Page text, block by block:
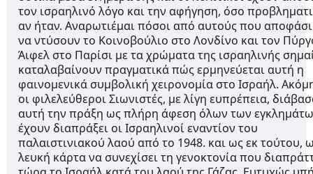
τον ισραηλινό λόγο και την αφήγηση, όσο
αν ήταν. Αναρωτιέμαι πόσοι από αυτούς που
να ντύσουν το Κοινοβούλιο στο Λονδίνο και τον
Άιφελ στο Παρίσι με τα χρώματα της ισραηλινής
καταλαβαίνουν πραγματικά πώς ερμηνεύεται αυτή η
φαινομενικά συμβολική χειρονομία στο Ισραήλ.
οι φιλελεύθεροι Σιωνιστές, με λίγη ευπρέπεια,
αυτή την πράξη ως πλήρη άφεση όλων των
έχουν διαπράξει οι Ισραηλινοί εναντίον του
παλαιστινιακού λαού από το 1948. και ως εκ τούτου,
λευκή κάρτα να συνεχίσει τη γενοκτονία που